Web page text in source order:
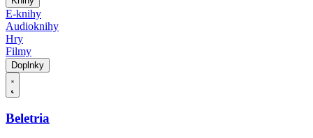
E-knihy
Audioknihy
Hry
Filmy
Doplnky
Beletria